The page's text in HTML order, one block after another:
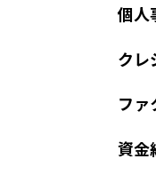
個人
クレ
ファ
資金